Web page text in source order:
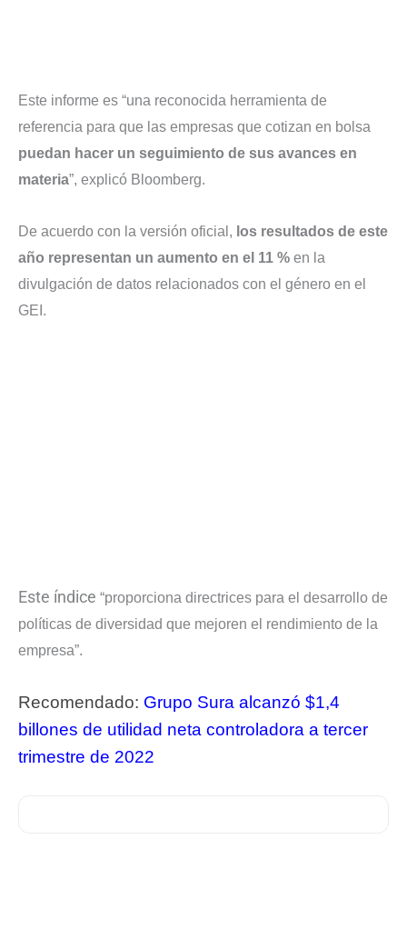
Este informe es “una reconocida herramienta de
referencia para que las empresas que cotizan en bolsa
puedan hacer un seguimiento de sus avances en
materia”, explicó Bloomberg.
De acuerdo con la versión oficial, los resultados de este
año representan un aumento en el 11 % en la
divulgación de datos relacionados con el género en el
GEI .
Este índice “proporciona directrices para el desarrollo de
políticas de diversidad que mejoren el rendimiento de la
empresa”.
Recomendado: Grupo Sura alcanzó $1,4
billones de utilidad neta controladora a tercer
trimestre de 2022